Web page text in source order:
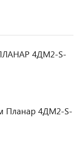
4ДМ2-S-
Планар 4ДМ2-S-